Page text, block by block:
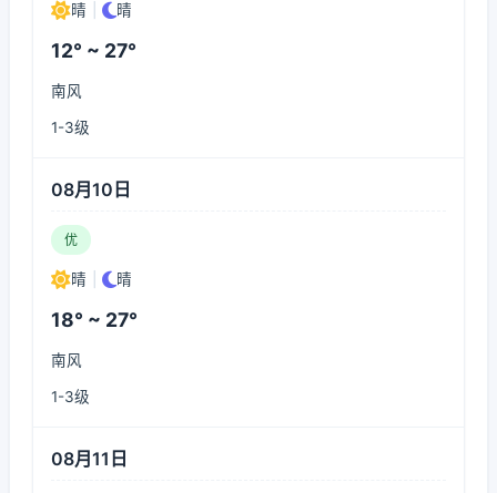
晴 晴
12° ~ 27°
南风
1-3级
08月10日
优
晴 晴
18° ~ 27°
南风
1-3级
08月11日